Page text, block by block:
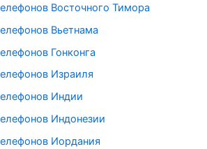
Восточного Тимора
Вьетнама
Гонконга
Израиля
Индии
Индонезии
Иордания